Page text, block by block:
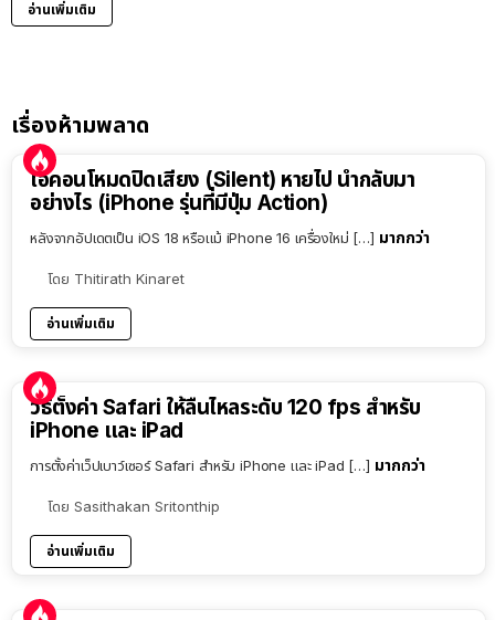
อ่านเพิ่มเติม
เรื่องห้ามพลาด
ไอคอนโหมดปิดเสียง (Silent) หายไป นำกลับมา
อย่างไร (iPhone รุ่นที่มีปุ่ม Action)
หลังจากอัปเดตเป็น iOS 18 หรือแม้ iPhone 16 เครื่องใหม่ […] มากกว่า
โดย Thitirath Kinaret
อ่านเพิ่มเติม
วิธีตั้งค่า Safari ให้ลื่นไหลระดับ 120 fps สำหรับ
iPhone และ iPad
การตั้งค่าเว็ปเบาว์เซอร์ Safari สำหรับ iPhone และ iPad […] มากกว่า
โดย Sasithakan Sritonthip
อ่านเพิ่มเติม